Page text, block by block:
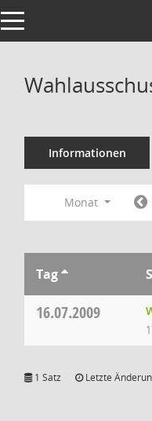
Toggle navigation
Informationen
Monat
Tag
16.07.2009
1 Satz Letzte